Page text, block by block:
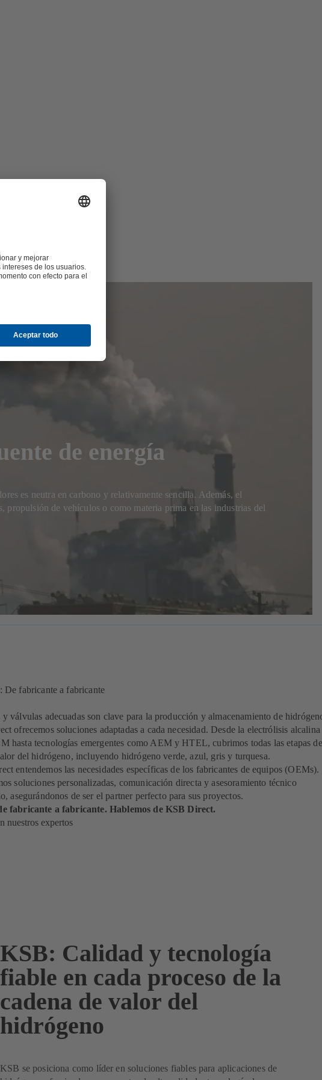
de energía
es neutra en carbono y relativamente sencilla. Además, el
propulsión de vehículos o como materia prima en las industrias del
De fabricante a fabricante
y válvulas adecuadas son clave para la producción y almacenamiento de
ofrecemos soluciones adaptadas a cada necesidad. Desde la electrólisis alcalina
hasta tecnologías emergentes como AEM y HTEL, cubrimos todas las etapas
del hidrógeno, incluyendo hidrógeno verde, azul, gris y turquesa.
entendemos las necesidades específicas de los fabricantes de equipos (OEMs).
soluciones personalizadas, comunicación directa y asesoramiento técnico
asegurándonos de ser el partner perfecto para sus proyectos.
fabricante a fabricante. Hablemos de KSB Direct.
nuestros expertos
KSB: Calidad y tecnología
fiable en cada proceso de la
cadena de valor del
hidrógeno
KSB se posiciona como líder en soluciones fiables para aplicaciones de